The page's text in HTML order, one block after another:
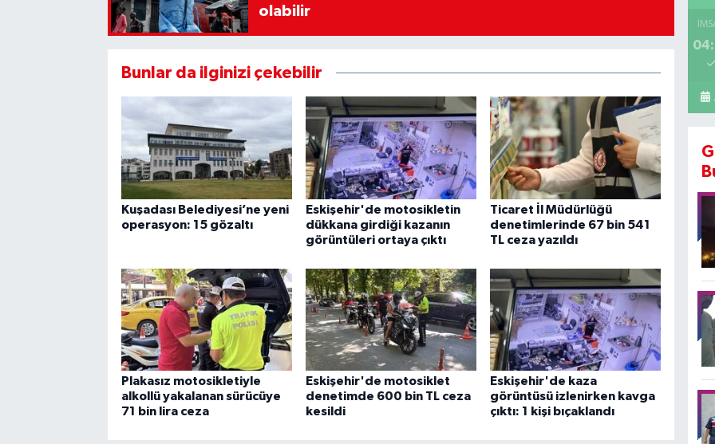
olabilir
Bunlar da ilginizi çekebilir
Kuşadası Belediyesi’ne yeni
operasyon: 15 gözaltı
Eskişehir'de motosikletin
dükkana girdiği kazanın
görüntüleri ortaya çıktı
Ticaret İl Müdürlüğü
denetimlerinde 67 bin 541
TL ceza yazıldı
Plakasız motosikletiyle
alkollü yakalanan sürücüye
71 bin lira ceza
Eskişehir'de motosiklet
denetimde 600 bin TL ceza
kesildi
Eskişehir'de kaza
görüntüsü izlenirken kavga
çıktı: 1 kişi bıçaklandı